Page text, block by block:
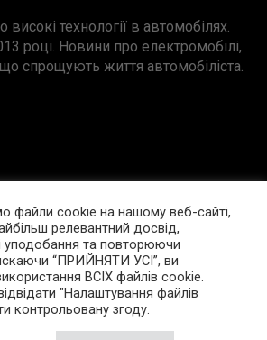
високі технології в автомобілях.
році. Новини про електромобілі,
що спрощують життя автомобіліста.
матеріалів
youtube tumblr linkedin
файли cookie на нашому веб-сайті,
релевантний досвід,
уподобання та повторюючи
“ПРИЙНЯТИ УСІ”, ви
ВСІХ файлів cookie.
"Налаштування файлів
контрольовану згоду.